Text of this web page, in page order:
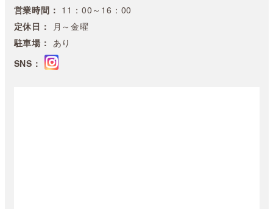
営業時間： 11：00～16：00
定休日：
月～金曜
駐車場： あり
SNS：